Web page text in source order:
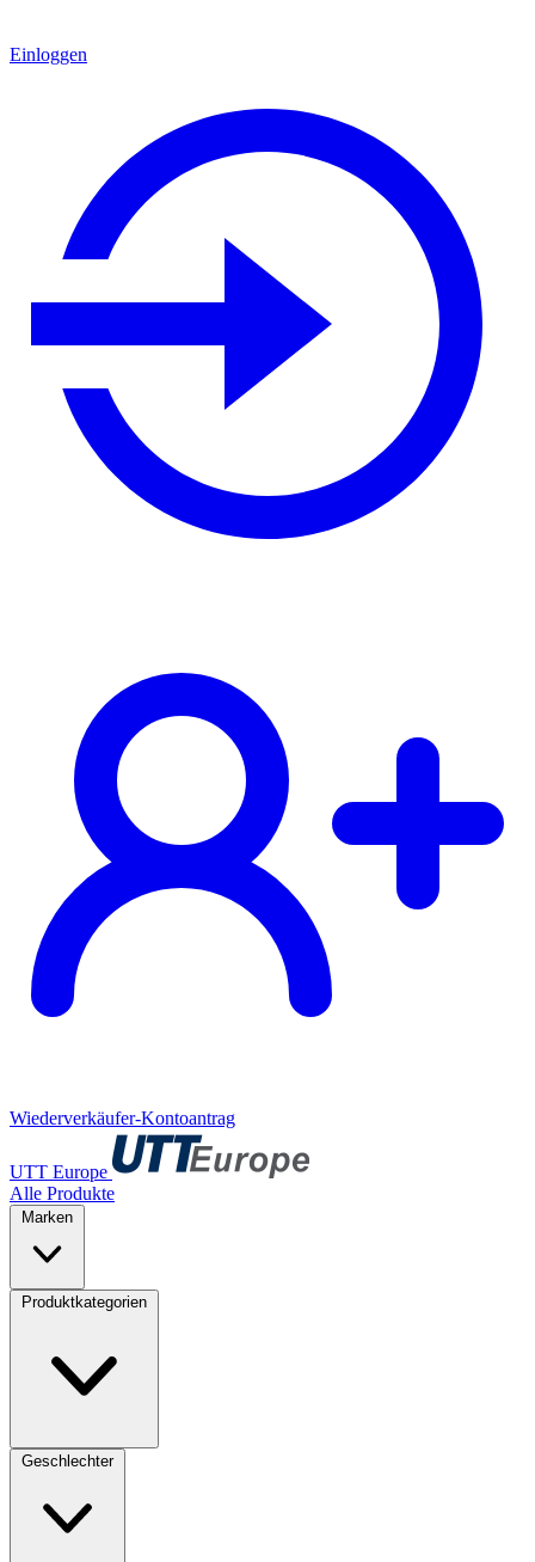
Einloggen
Wiederverkäufer-Kontoantrag
UTT Europe
Alle Produkte
Marken
Produktkategorien
Geschlechter